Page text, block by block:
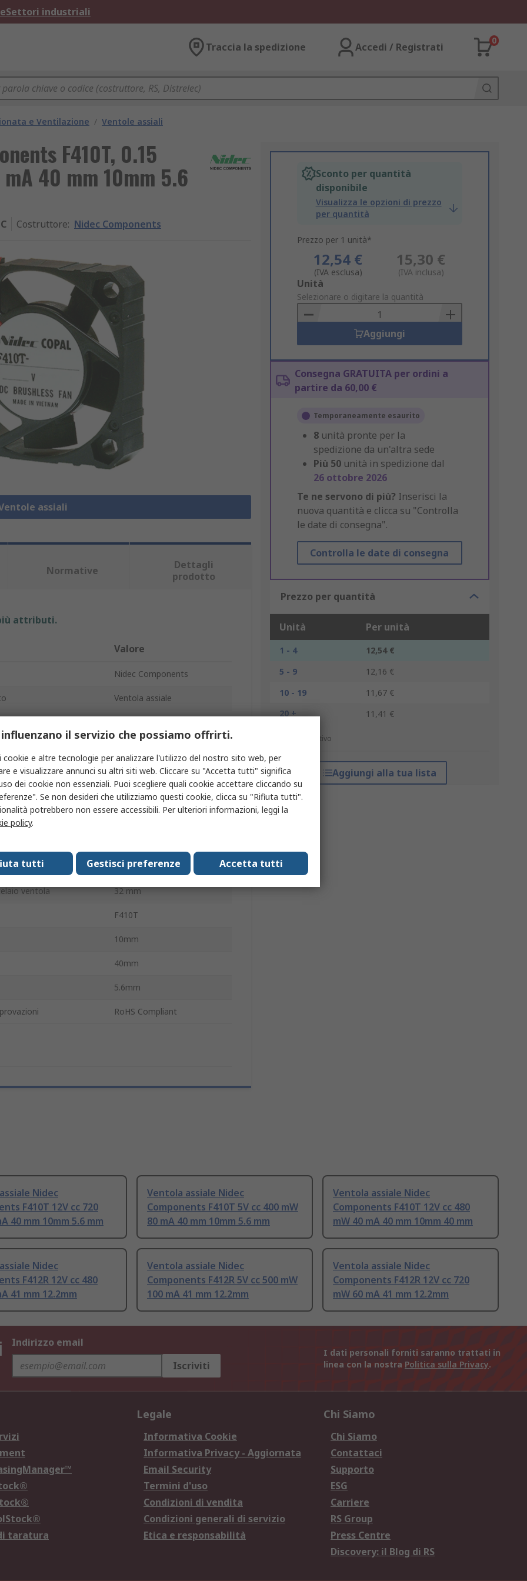
Settori industriali
Traccia la spedizione Accedi / Registrati
0
e Ventilazione / Ventole assiali
F410T, 0.15
40 mm 10mm 5.6
Costruttore: Nidec Components
assiali
Sconto per quantità
disponibile
Visualizza le opzioni di prezzo
per quantità
Prezzo per 1 unità*
12,54 €
(IVA esclusa)
15,30 €
(IVA inclusa)
Add
to
Basket
Unità
Selezionare o digitare la quantità
Aggiungi
Consegna GRATUITA per ordini a
partire da 60,00 €
Temporaneamente esaurito
8 unità pronte per la
spedizione da un'altra sede
Più 50 unità in spedizione dal
26 ottobre 2026
Te ne servono di più? Inserisci la
nuova quantità e clicca su "Controlla
le date di consegna".
Controlla le date di consegna
Prezzo per quantità
Unità Per unità
1 - 4
12,54 €
5 - 9
12,16 €
10 - 19
11,67 €
20 +
11,41 €
*prezzo indicativo
Aggiungi alla tua lista
Normative
Dettagli
prodotto
attributi.
Valore
Nidec Components
Ventola assiale
120mA
0.15m³/min
Guaina
ventola 32 mm
F410T
10mm
40mm
5.6mm
RoHS Compliant
Nidec
F410T 12V cc 720
40 mm 10mm 5.6 mm
Ventola assiale Nidec
Components F410T 5V cc 400 mW
80 mA 40 mm 10mm 5.6 mm
Ventola assiale Nidec
Components F410T 12V cc 480
mW 40 mA 40 mm 10mm 40 mm
Nidec
F412R 12V cc 480
41 mm 12.2mm
Ventola assiale Nidec
Components F412R 5V cc 500 mW
100 mA 41 mm 12.2mm
Ventola assiale Nidec
Components F412R 12V cc 720
mW 60 mA 41 mm 12.2mm
Indirizzo email
Iscriviti
I dati personali forniti saranno trattati in
linea con la nostra Politica sulla Privacy.
taratura
Legale
Informativa Cookie
Informativa Privacy - Aggiornata
Email Security
Termini d'uso
Condizioni di vendita
Condizioni generali di servizio
Etica e responsabilità
Chi Siamo
Chi Siamo
Contattaci
Supporto
ESG
Carriere
RS Group
Press Centre
Discovery: il Blog di RS
il servizio che possiamo offrirti.
cookie e altre tecnologie per analizzare l'utilizzo del nostro sito web, per
e visualizzare annunci su altri siti web. Cliccare su "Accetta tutti" significa
dei cookie non essenziali. Puoi scegliere quali cookie accettare cliccando su
Se non desideri che utilizziamo questi cookie, clicca su "Rifiuta tutti".
potrebbero non essere accessibili. Per ulteriori informazioni, leggi la
policy.
Accetta tutti
Gestisci preferenze
tutti